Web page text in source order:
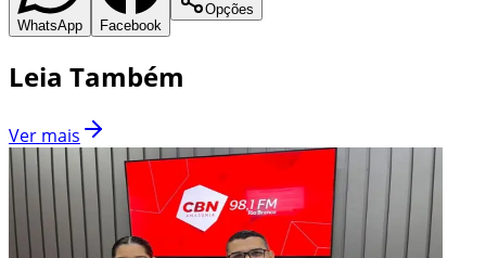
WhatsApp Facebook
Opções
Leia Também
Ver mais